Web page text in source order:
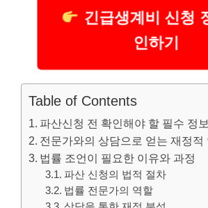
긴급생계비 신청
인하기
Table of Contents
파산신청 전 확인해야 할 필수 정보
전문가와의 상담으로 얻는 재정적
법률 조언이 필요한 이유와 과정
파산 신청의 법적 절차
법률 전문가의 역할